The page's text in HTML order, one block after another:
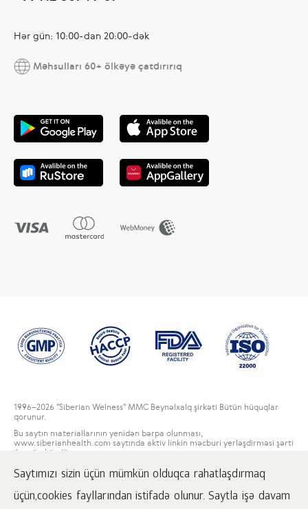
Saytımızı sizin üçün mümkün olduqca rahatlaşdırmaq
üçün,cookies fayllarından istifadə olunur. Saytla işə davam
Hər gün: 10:00-dan 20:00-dək
Məhsulları 60+ ölkəyə çatdırırıq
1996–2026 "Siberian Welness" MMC Beynəlxalq şirkəti Bütün hüquqlar
qorunur.
Bu saytın materiallarının yenidən bərpa olunması,
www.siberianhealth.com saytında aktiv linkin məcburi yerləşdirməsi şərti
ilə mümkündür.
İstifadəçi razılaşması
Məxfilik haqqında